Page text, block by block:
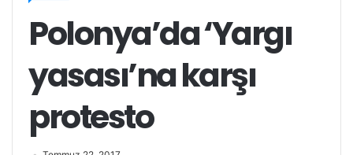
Polonya’da ‘Yargı
yasası’na karşı
protesto